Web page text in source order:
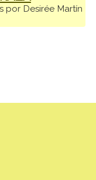
por Desirée Martín